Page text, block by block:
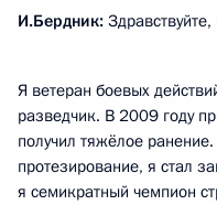
И.Бердник:
Я ветеран боевых
разведчик. В 2009 году
получил тяжёлое
протезирование, я стал
я семикратный чемпион